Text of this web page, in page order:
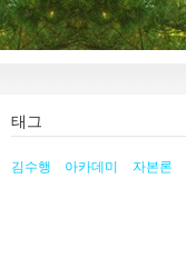
태그
김수행 아카데미 자본론